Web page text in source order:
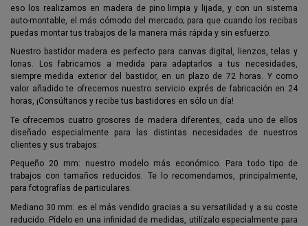
eso los realizamos en madera de pino limpia y lijada, y con un sistema
auto-montable, el más cómodo del mercado; para que cuando los recibas
puedas montar tus trabajos de la manera más rápida y sin esfuerzo.
Nuestro bastidor madera es perfecto para canvas digital, lienzos, telas y
lonas. Los fabricamos a medida para adaptarlos a tus necesidades,
siempre medida exterior del bastidor, en un plazo de 72 horas. Y como
valor añadido te ofrecemos nuestro servicio exprés de fabricación en 24
horas, ¡Consúltanos y recibe tus bastidores en sólo un día!
Te ofrecemos cuatro grosores de madera diferentes, cada uno de ellos
diseñado especialmente para las distintas necesidades de nuestros
clientes y sus trabajos:
Pequeño 20 mm: nuestro modelo más económico. Para todo tipo de
trabajos con tamaños reducidos. Te lo recomendamos, principalmente,
para fotografías de particulares.
Mediano 30 mm: es el más vendido gracias a su versatilidad y a su coste
reducido. Pídelo en una infinidad de medidas, utilízalo especialmente para